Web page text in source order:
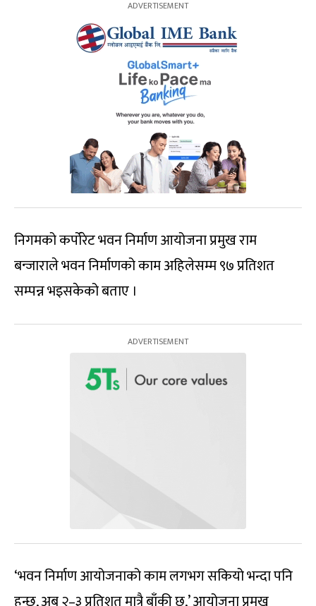
निगमको कर्पोरेट भवन निर्माण आयोजना प्रमुख राम
बन्जाराले भवन निर्माणको काम अहिलेसम्म ९७ प्रतिशत
सम्पन्न भइसकेको बताए ।
‘भवन निर्माण आयोजनाको काम लगभग सकियो भन्दा पनि